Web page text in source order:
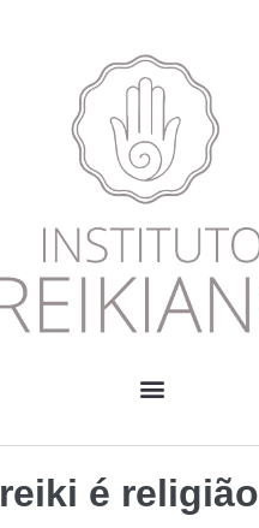
reiki é religião